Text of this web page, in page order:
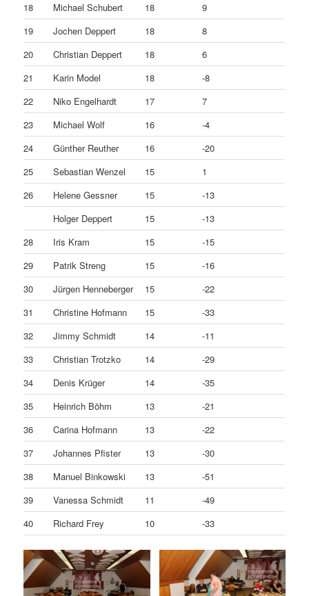
18
Michael Schubert 18
9
19
Jochen Deppert 18
8
20
Christian Deppert 18
6
21
Karin Model 18
-8
22
Niko Engelhardt 17
7
23
Michael Wolf 16
-4
24
Günther Reuther 16
-20
25
Sebastian Wenzel 15
1
26
Helene Gessner 15
-13
Holger Deppert
15
-13
28
Iris Kram 15
-15
29
Patrik Streng 15
-16
30
Jürgen Henneberger 15
-22
31
Christine Hofmann 15
-33
32
Jimmy Schmidt 14
-11
33
Christian Trotzko 14
-29
34
Denis Krüger 14
-35
35
Heinrich Böhm 13
-21
36
Carina Hofmann 13
-22
37
Johannes Pfister 13
-30
38
Manuel Binkowski 13
-51
39
Vanessa Schmidt 11
-49
40
Richard Frey 10 -33